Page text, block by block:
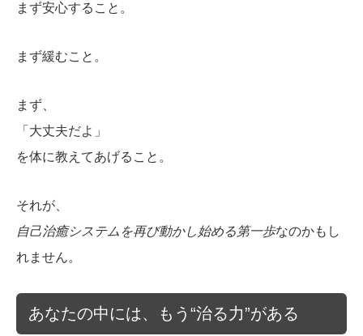
まず安心すること。
まず緩むこと。
まず、
「大丈夫だよ」
を体に教えてあげること。
それが、
自己治癒システムを再び動かし始める第一歩なのかもし
れません。
あなたの中には、もう“治る力”がある